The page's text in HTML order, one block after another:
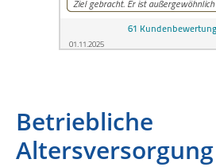
Betriebliche
Altersversorgung